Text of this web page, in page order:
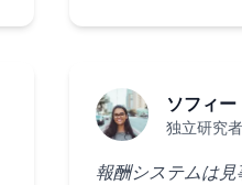
ソフィ
独立研究者
報酬システムは